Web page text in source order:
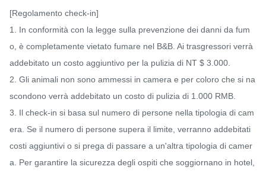
[Regolamento check-in]
1. In conformità con la legge sulla prevenzione dei danni da fum
o, è completamente vietato fumare nel B&B. Ai trasgressori verrà
addebitato un costo aggiuntivo per la pulizia di NT $ 3.000.
2. Gli animali non sono ammessi in camera e per coloro che si na
scondono verrà addebitato un costo di pulizia di 1.000 RMB.
3. Il check-in si basa sul numero di persone nella tipologia di cam
era. Se il numero di persone supera il limite, verranno addebitati
costi aggiuntivi o si prega di passare a un'altra tipologia di camer
a. Per garantire la sicurezza degli ospiti che soggiornano in hotel,